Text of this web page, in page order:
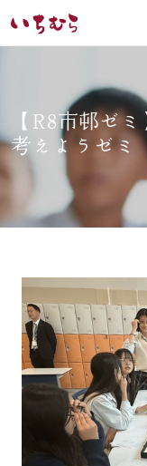
【R8市邨ゼ
考えようゼミ